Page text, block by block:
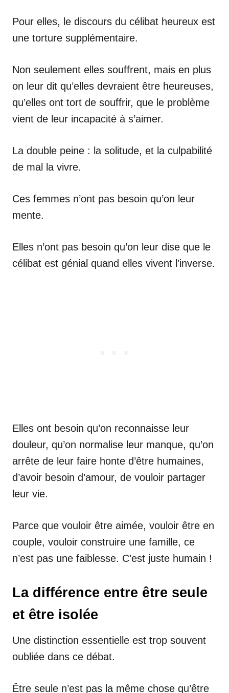
Pour elles, le discours du célibat heureux est
une torture supplémentaire.
Non seulement elles souffrent, mais en plus
on leur dit qu’elles devraient être heureuses,
qu’elles ont tort de souffrir, que le problème
vient de leur incapacité à s’aimer.
La double peine : la solitude, et la culpabilité
de mal la vivre.
Ces femmes n’ont pas besoin qu’on leur
mente.
Elles n’ont pas besoin qu’on leur dise que le
célibat est génial quand elles vivent l’inverse.
Elles ont besoin qu’on reconnaisse leur
douleur, qu’on normalise leur manque, qu’on
arrête de leur faire honte d’être humaines,
d’avoir besoin d’amour, de vouloir partager
leur vie.
Parce que vouloir être aimée, vouloir être en
couple, vouloir construire une famille, ce
n’est pas une faiblesse. C’est juste humain !
La différence entre être seule
et être isolée
Une distinction essentielle est trop souvent
oubliée dans ce débat.
Être seule n’est pas la même chose qu’être